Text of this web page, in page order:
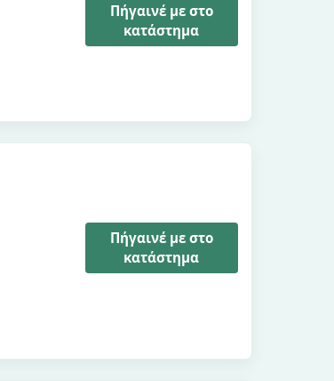
Πήγαινέ με στο
κατάστημα
Πήγαινέ με στο
κατάστημα